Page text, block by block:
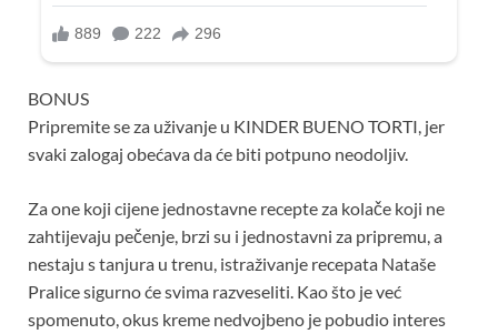
BONUS
Pripremite se za uživanje u KINDER BUENO TORTI, jer
svaki zalogaj obećava da će biti potpuno neodoljiv.
Za one koji cijene jednostavne recepte za kolače koji ne
zahtijevaju pečenje, brzi su i jednostavni za pripremu, a
nestaju s tanjura u trenu, istraživanje recepata Nataše
Pralice sigurno će svima razveseliti. Kao što je već
spomenuto, okus kreme nedvojbeno je pobudio interes